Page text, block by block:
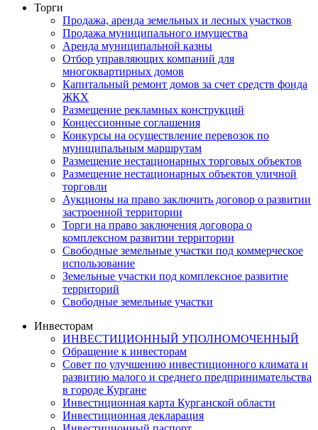
Торги
Продажа, аренда земельных и лесных участков
Продажа муниципального имущества
Аренда муниципальной казны
Отбор управляющих компаний для
многоквартирных домов
Капитальный ремонт домов за счет средств фонда
ЖКХ
Размещение рекламных конструкций
Концессионные соглашения
Конкурсы на осуществление перевозок по
муниципальным маршрутам
Размещение нестационарных торговых объектов
Размещение нестационарных объектов уличной
торговли
Аукционы на право заключить договор о развитии
застроенной территории
Торги на право заключения договора о
комплексном развитии территории
Свободные земельные участки под коммерческое
использование
Земельные участки под комплексное развитие
территорий
Свободные земельные участки
Инвесторам
ИНВЕСТИЦИОННЫЙ УПОЛНОМОЧЕННЫЙ
Обращение к инвесторам
Совет по улучшению инвестиционного климата и
развитию малого и среднего предпринимательства
в городе Кургане
Инвестиционная карта Курганской области
Инвестиционная декларация